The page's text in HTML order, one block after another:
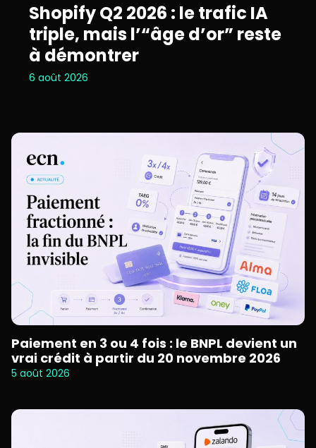
Shopify Q2 2026 : le trafic IA
triple, mais l’“âge d’or” reste
à démontrer
6 août 2026
Paiement en 3 ou 4 fois : le BNPL devient un
vrai crédit à partir du 20 novembre 2026
5 août 2026